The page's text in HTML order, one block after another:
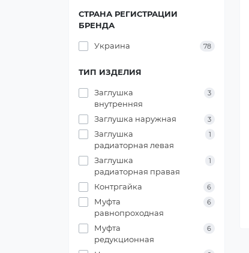
СТРАНА РЕГИСТРАЦИИ
БРЕНДА
Украина 78
ТИП ИЗДЕЛИЯ
Заглушка
внутренняя
3
Заглушка наружная 3
Заглушка
радиаторная левая
1
Заглушка
радиаторная правая
1
Контргайка 6
Муфта
равнопроходная
6
Муфта
редукционная
6